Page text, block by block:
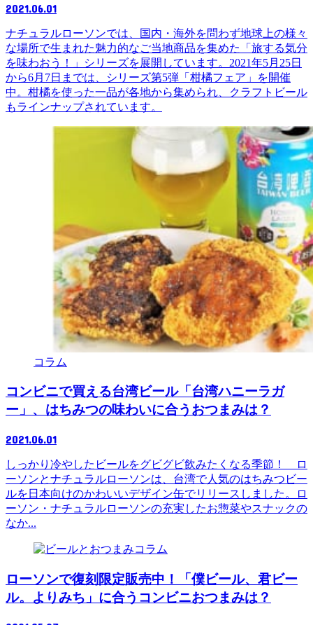
2021.06.01
ナチュラルローソンでは、国内・海外を問わず地球上の様々
な場所で生まれた魅力的なご当地商品を集めた「旅する気分
を味わおう！」シリーズを展開しています。2021年5月25日
から6月7日までは、シリーズ第5弾「柑橘フェア」を開催
中。柑橘を使った一品が各地から集められ、クラフトビール
もラインナップされています。
コラム
コンビニで買える台湾ビール「台湾ハニーラガ
ー」、はちみつの味わいに合うおつまみは？
2021.06.01
しっかり冷やしたビールをグビグビ飲みたくなる季節！ ロ
ーソンとナチュラルローソンは、台湾で人気のはちみつビー
ルを日本向けのかわいいデザイン缶でリリースしました。ロ
ーソン・ナチュラルローソンの充実したお惣菜やスナックの
なか...
コラム
ローソンで復刻限定販売中！「僕ビール、君ビー
ル。よりみち」に合うコンビニおつまみは？